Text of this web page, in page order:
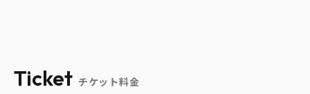
Ticket チケット料金